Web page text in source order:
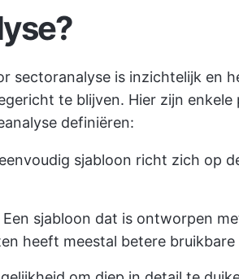
sectoranalyse is inzichtelijk en
te blijven. Hier zijn enkele
definiëren:
sjabloon richt zich op
Een sjabloon dat is ontworpen
heeft meestal betere bruikbare